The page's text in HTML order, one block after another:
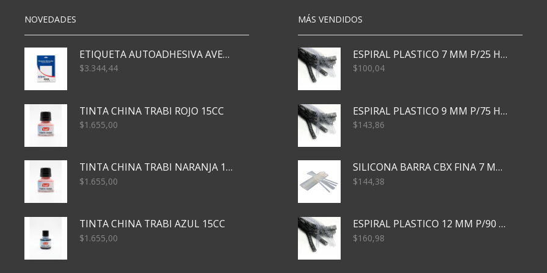
NOVEDADES
ETIQUETA AUTOADHESIVA AVERY 3026 30H 20 X 70
$3.344,44
TINTA CHINA TRABI ROJO 15CC
$1.655,00
TINTA CHINA TRABI NARANJA 15CC
$1.655,00
TINTA CHINA TRABI AZUL 15CC
$1.655,00
MÁS VENDIDOS
ESPIRAL PLASTICO 7 MM P/25 HJS X50x3000
$100,04
ESPIRAL PLASTICO 9 MM P/75 HJS X50X2400
$143,86
SILICONA BARRA CBX FINA 7 MM 28 CM
$144,38
ESPIRAL PLASTICO 12 MM P/90 HJS X50X1500
$160,98